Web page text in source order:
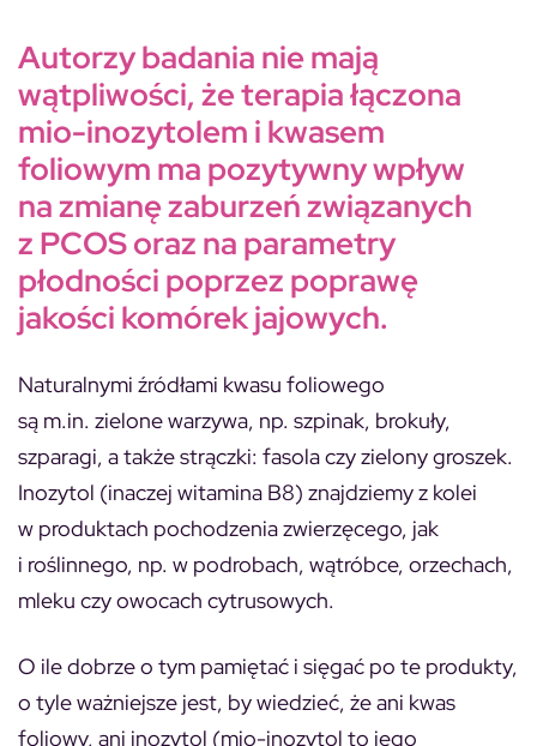
Autorzy badania nie mają
wątpliwości, że terapia łączona
mio-inozytolem i kwasem
foliowym ma pozytywny wpływ
na zmianę zaburzeń związanych
z PCOS oraz na parametry
płodności poprzez poprawę
jakości komórek jajowych.
Naturalnymi źródłami kwasu foliowego
są m.in. zielone warzywa, np. szpinak, brokuły,
szparagi, a także strączki: fasola czy zielony groszek.
Inozytol (inaczej witamina B8) znajdziemy z kolei
w produktach pochodzenia zwierzęcego, jak
i roślinnego, np. w podrobach, wątróbce, orzechach,
mleku czy owocach cytrusowych.
O ile dobrze o tym pamiętać i sięgać po te produkty,
o tyle ważniejsze jest, by wiedzieć, że ani kwas
foliowy, ani inozytol (mio-inozytol to jego